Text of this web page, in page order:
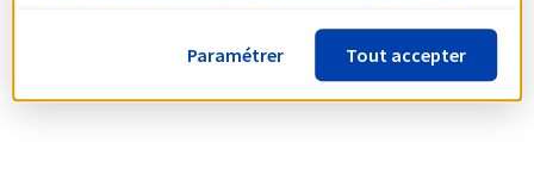
Paramétrer Tout accepter